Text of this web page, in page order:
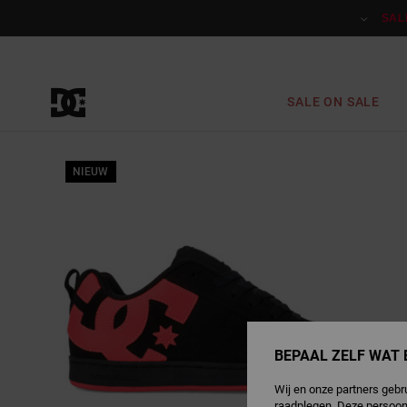
SALE ON SALE
NIEUW
BEPAAL ZELF WAT
Wij en onze partners